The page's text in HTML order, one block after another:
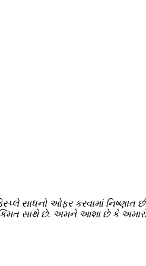
સાધનો ઓફર કરવામાં
સાથે છે. અમને આશા છે કે